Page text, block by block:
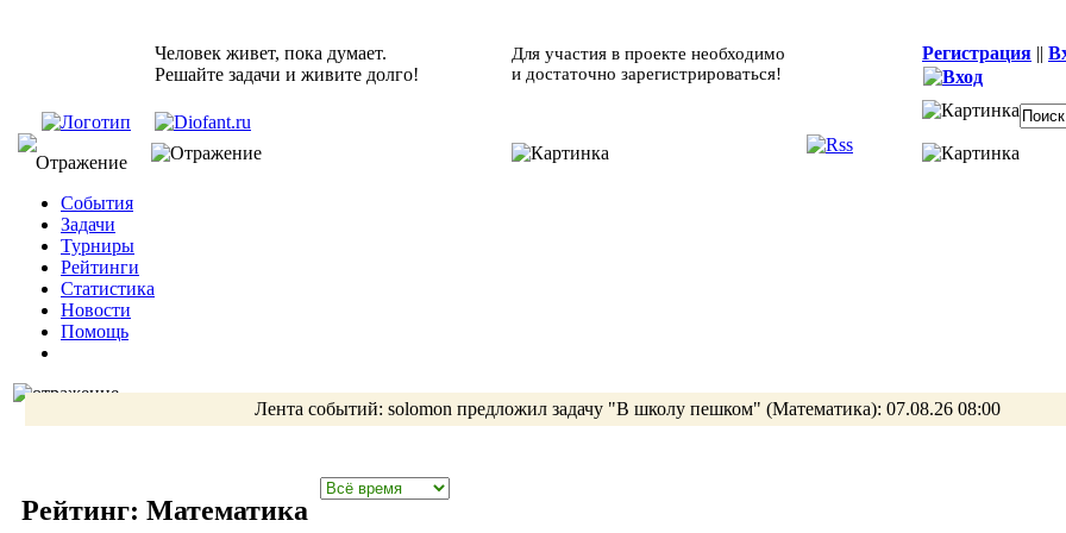
Человек живет, пока думает.
Решайте задачи и живите долго!
Для участия в проекте необходимо
и достаточно зарегистрироваться!
Регистрация ||
События
Задачи
Турниры
Рейтинги
Статистика
Новости
Помощь
Лента событий: solomon предложил задачу "В школу пешком" (Математика): 07.08.26 08:00
Рейтинг: Математика